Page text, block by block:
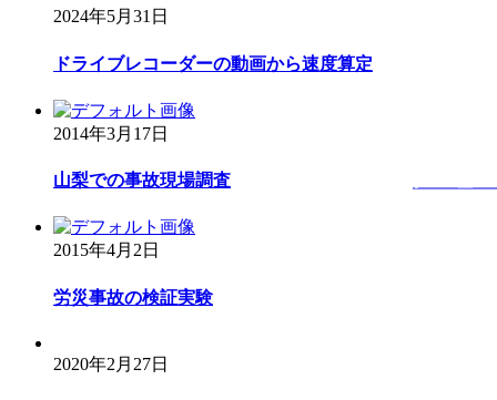
2024年5月31日
ドライブレコーダーの動画から速度算定
2014年3月17日
山梨での事故現場調査
2015年4月2日
労災事故の検証実験
2020年2月27日